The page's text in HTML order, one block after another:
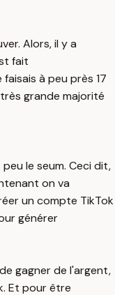
Alors, il y a
fait
à peu près 17
grande majorité
le seum. Ceci dit,
on va
un compte TikTok
générer
gagner de l'argent,
Et pour être